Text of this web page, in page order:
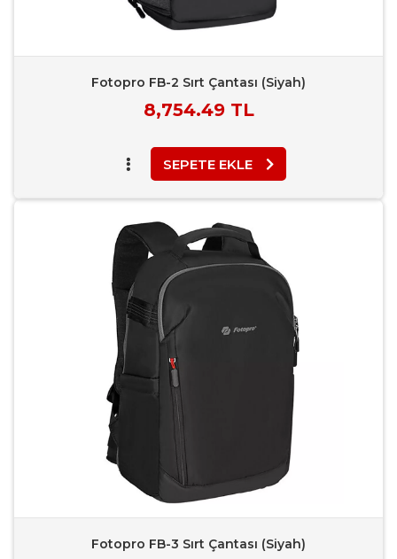
Fotopro FB-2 Sırt Çantası (Siyah)
Piyasa
Fiyatı
8,754.49 TL
SEPETE EKLE
Fotopro FB-3 Sırt Çantası (Siyah)
Favori Ekle
Karşılaştır
Rapor Bildir